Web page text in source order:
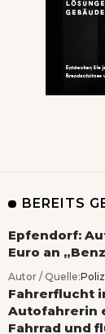
BEREITS
Epfendorf:
Euro an
Autor / Quelle:
Fahrerflucht
Autofahrerin
Fahrrad und